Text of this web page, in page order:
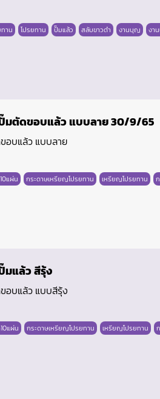
าน โปรยทาน ปั๊มแล้ว สลับขาวดำ งานบุญ งา
มตัดขอบแล้ว แบบลาย 30/9/65
อบแล้ว แบบลาย
แผ่น กระดาษเหรียญโปรยทาน เหรียญโปรยทาน
มแล้ว สีรุ้ง
อบแล้ว แบบสีรุ้ง
แผ่น กระดาษเหรียญโปรยทาน เหรียญโปรยทาน